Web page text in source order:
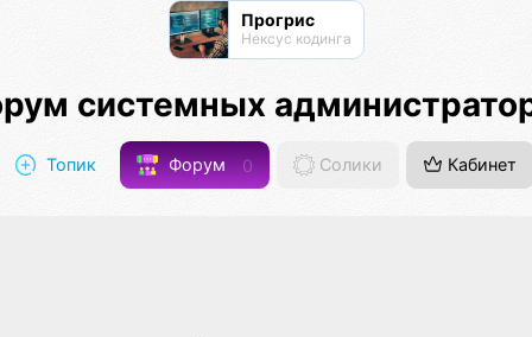
Прогрис
Нексус кодинга
системных
Топик Форум 0 Солики Кабинет